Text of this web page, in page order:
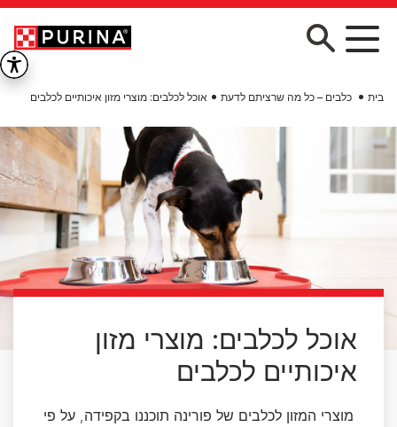
Skip to main content
בית כלבים – כל מה שרציתם לדעת אוכל לכלבים: מוצרי מזון איכותיים לכלבים
אוכל לכלבים: מוצרי מזון
איכותיים לכלבים
מוצרי המזון לכלבים של פורינה תוכננו בקפידה, על פי